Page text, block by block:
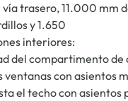
vía trasero, 11.000 mm
y 1.650
interiores:
del compartimento de
ventanas con asientos
el techo con asientos